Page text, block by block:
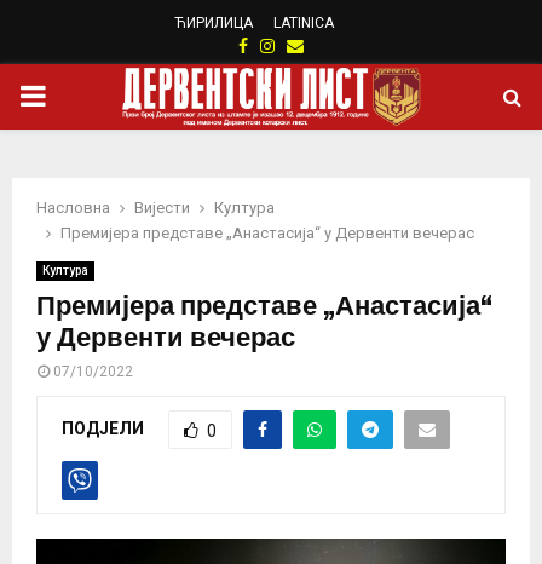
ЋИРИЛИЦА LATINICA
Facebook
Instagram
Email
PRIMARY
Насловна Вијести
Култура
Премијера представе „Анастасија“ у Дервенти вечерас
Култура
Премијера представе „Анастасија“
у Дервенти вечерас
07/10/2022
ПОДЈЕЛИ 0